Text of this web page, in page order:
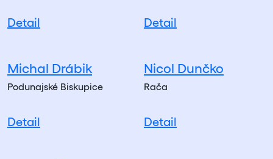
Detail Detail
Michal Drábik
Podunajské Biskupice
Detail
Nicol Dunčko
Rača
Detail